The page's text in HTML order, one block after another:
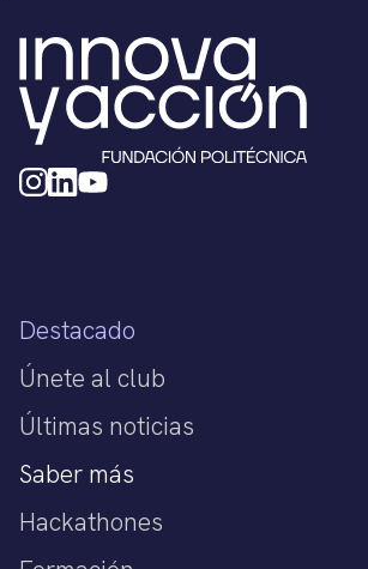
Destacado
Únete al club
Últimas noticias
Saber más
Hackathones